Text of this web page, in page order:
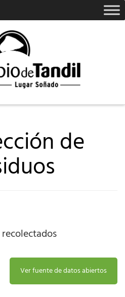
de
Ver fuente de datos abiertos